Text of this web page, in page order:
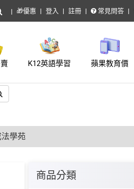
🎁優惠 登入 註冊 常見問答
K12英語學習 蘋果教育價
學苑
商品分類